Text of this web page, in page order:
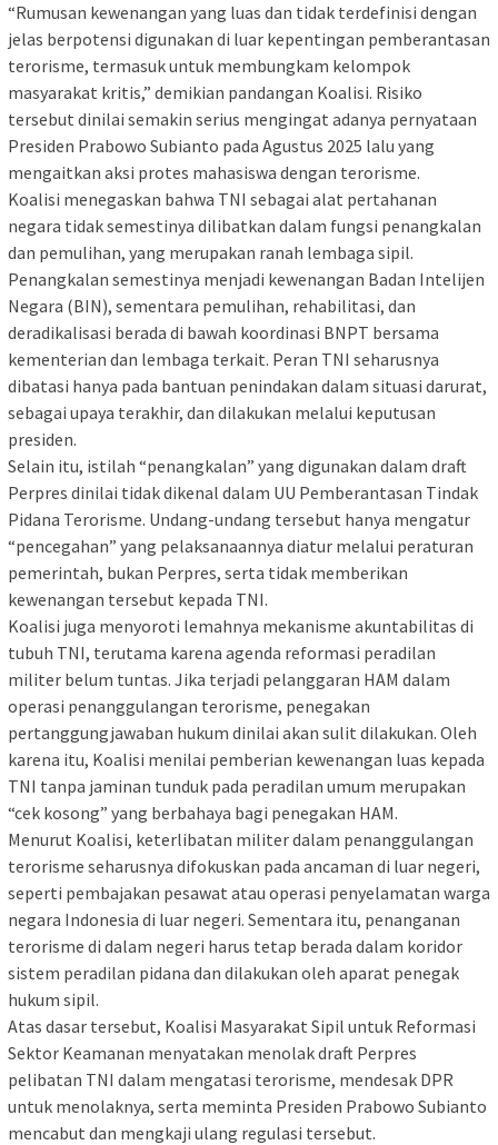
“Rumusan kewenangan yang luas dan tidak terdefinisi dengan
jelas berpotensi digunakan di luar kepentingan pemberantasan
terorisme, termasuk untuk membungkam kelompok
masyarakat kritis,” demikian pandangan Koalisi. Risiko
tersebut dinilai semakin serius mengingat adanya pernyataan
Presiden Prabowo Subianto pada Agustus 2025 lalu yang
mengaitkan aksi protes mahasiswa dengan terorisme.
Koalisi menegaskan bahwa TNI sebagai alat pertahanan
negara tidak semestinya dilibatkan dalam fungsi penangkalan
dan pemulihan, yang merupakan ranah lembaga sipil.
Penangkalan semestinya menjadi kewenangan Badan Intelijen
Negara (BIN), sementara pemulihan, rehabilitasi, dan
deradikalisasi berada di bawah koordinasi BNPT bersama
kementerian dan lembaga terkait. Peran TNI seharusnya
dibatasi hanya pada bantuan penindakan dalam situasi darurat,
sebagai upaya terakhir, dan dilakukan melalui keputusan
presiden.
Selain itu, istilah “penangkalan” yang digunakan dalam draft
Perpres dinilai tidak dikenal dalam UU Pemberantasan Tindak
Pidana Terorisme. Undang-undang tersebut hanya mengatur
“pencegahan” yang pelaksanaannya diatur melalui peraturan
pemerintah, bukan Perpres, serta tidak memberikan
kewenangan tersebut kepada TNI.
Koalisi juga menyoroti lemahnya mekanisme akuntabilitas di
tubuh TNI, terutama karena agenda reformasi peradilan
militer belum tuntas. Jika terjadi pelanggaran HAM dalam
operasi penanggulangan terorisme, penegakan
pertanggungjawaban hukum dinilai akan sulit dilakukan. Oleh
karena itu, Koalisi menilai pemberian kewenangan luas kepada
TNI tanpa jaminan tunduk pada peradilan umum merupakan
“cek kosong” yang berbahaya bagi penegakan HAM.
Menurut Koalisi, keterlibatan militer dalam penanggulangan
terorisme seharusnya difokuskan pada ancaman di luar negeri,
seperti pembajakan pesawat atau operasi penyelamatan warga
negara Indonesia di luar negeri. Sementara itu, penanganan
terorisme di dalam negeri harus tetap berada dalam koridor
sistem peradilan pidana dan dilakukan oleh aparat penegak
hukum sipil.
Atas dasar tersebut, Koalisi Masyarakat Sipil untuk Reformasi
Sektor Keamanan menyatakan menolak draft Perpres
pelibatan TNI dalam mengatasi terorisme, mendesak DPR
untuk menolaknya, serta meminta Presiden Prabowo Subianto
mencabut dan mengkaji ulang regulasi tersebut.